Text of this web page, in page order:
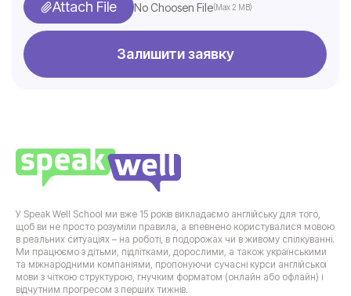
Attach File No Choosen File(Max 2 MB)
Залишити заявку
У Speak Well School ми вже 15 років викладаємо англійську для того,
щоб ви не просто розуміли правила, а впевнено користувалися мовою
в реальних ситуаціях – на роботі, в подорожах чи в живому спілкуванні.
Ми працюємо з дітьми, підлітками, дорослими, а також українськими
та міжнародними компаніями, пропонуючи сучасні курси англійської
мови з чіткою структурою, гнучким форматом (онлайн або офлайн) і
відчутним прогресом з перших тижнів.